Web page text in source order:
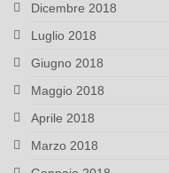
Dicembre 2018
Luglio 2018
Giugno 2018
Maggio 2018
Aprile 2018
Marzo 2018